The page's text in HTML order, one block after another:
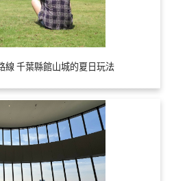
線 千葉縣館山城的夏日玩法